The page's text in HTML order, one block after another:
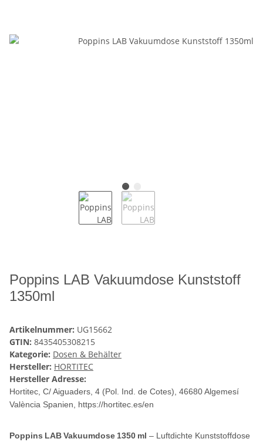
Poppins LAB Vakuumdose Kunststoff
1350ml
Artikelnummer: UG15662
GTIN: 8435405308215
Kategorie: Dosen & Behälter
Hersteller: HORTITEC
Hersteller Adresse:
Hortitec, C/ Aiguaders, 4 (Pol. Ind. de Cotes), 46680 Algemesí
València Spanien, https://hortitec.es/en
Poppins LAB Vakuumdose 1350 ml – Luftdichte Kunststoffdose